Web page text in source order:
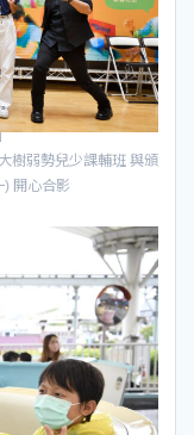
樹弱勢兒少課輔班 與頒
開心合影